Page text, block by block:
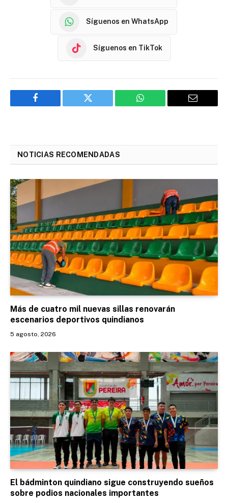
Síguenos en WhatsApp
Síguenos en TikTok
Facebook Twitter WhatsApp Email
NOTICIAS RECOMENDADAS
Más de cuatro mil nuevas sillas renovarán
escenarios deportivos quindianos
5 agosto, 2026
El bádminton quindiano sigue construyendo sueños
sobre podios nacionales importantes